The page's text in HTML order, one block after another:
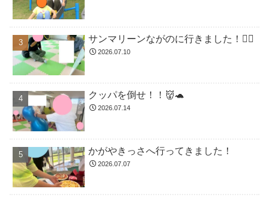
サンマリーンながのに行きました！🏊🏻
2026.07.10
クッパを倒せ！！👹🐢
2026.07.14
かがやきっさへ行ってきました！
2026.07.07